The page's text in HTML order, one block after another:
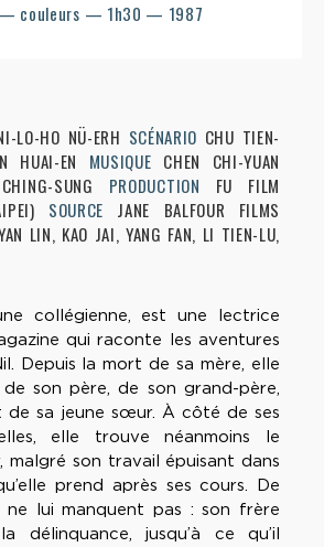
— couleurs — 1h30 — 1987
LO-HO NÜ-ERH SCÉNARIO CHU TIEN-
HUAI-EN MUSIQUE CHEN CHI-YUAN
SUNG PRODUCTION FU FILM
SOURCE JANE BALFOUR FILMS
LIN, KAO JAI, YANG FAN, LI TIEN-LU,
collégienne, est une lectrice
qui raconte les aventures
Depuis la mort de sa mère, elle
de son père, de son grand-père,
sa jeune sœur. À côté de ses
elle trouve néanmoins le
malgré son travail épuisant dans
prend après ses cours. De
ne lui manquent pas : son frère
délinquance, jusqu’à ce qu’il